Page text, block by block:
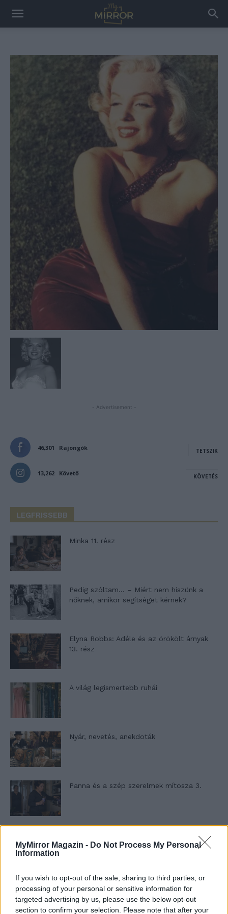
MyMirror Magazin - Do Not Process My Personal
Information
If you wish to opt-out of the sale, sharing to third parties, or
processing of your personal or sensitive information for
targeted advertising by us, please use the below opt-out
section to confirm your selection. Please note that after your
- Advertisement -
46,301 Rajongók TETSZIK
13,262 Követő KÖVETÉS
LEGFRISSEBB
Minka 11. rész
Pedig szóltam… – Miért nem hiszünk a
nőknek, amikor segítséget kérnek?
Elyna Robbs: Adéle és az örökölt árnyak
13. rész
A világ legismertebb ruhái
Nyár, nevetés, anekdoták
Panna és a szép szerelmek mítosza 3.
Képtelenek vagyunk felnőni a felnőtt élet
kihívásaihoz?
Altatógázos rablások Olaszországban